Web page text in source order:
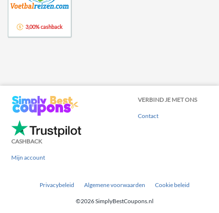
3,00% cashback
VERBIND JE MET ONS
Contact
CASHBACK
Mijn account
Privacybeleid Algemene voorwaarden Cookie beleid
©2026 SimplyBestCoupons.nl